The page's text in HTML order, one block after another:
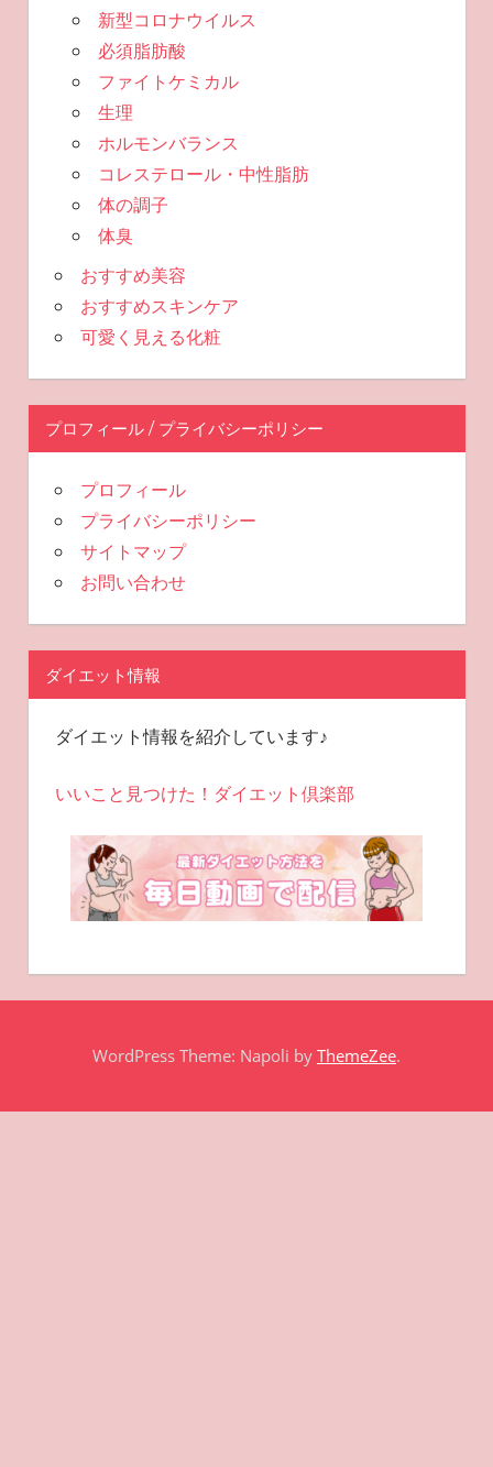
新型コロナウイルス
必須脂肪酸
ファイトケミカル
生理
ホルモンバランス
コレステロール・中性脂肪
体の調子
体臭
おすすめ美容
おすすめスキンケア
可愛く見える化粧
プロフィール / プライバシーポリシー
プロフィール
プライバシーポリシー
サイトマップ
お問い合わせ
ダイエット情報
ダイエット情報を紹介しています♪
いいこと見つけた！ダイエット倶楽部
WordPress Theme: Napoli by ThemeZee.